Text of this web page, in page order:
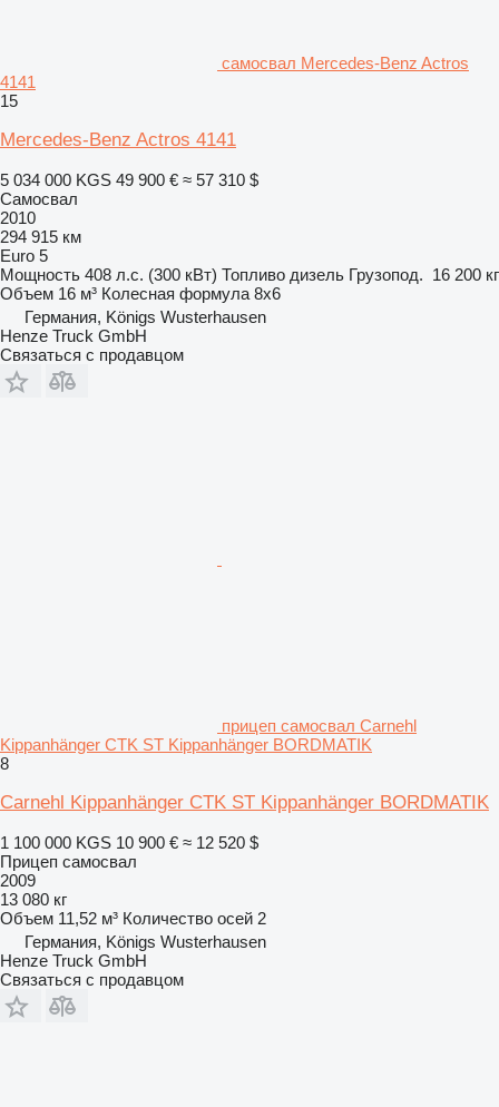
самосвал Mercedes-Benz Actros
4141
15
Mercedes-Benz Actros 4141
5 034 000 KGS 49 900 € ≈ 57 310 $
Самосвал
2010
294 915 км
Euro 5
Мощность 408 л.с. (300 кВт) Топливо дизель Грузопод. 16 200 кг
Объем 16 м³ Колесная формула 8x6
Германия, Königs Wusterhausen
Henze Truck GmbH
Связаться с продавцом
прицеп самосвал Carnehl
Kippanhänger CTK ST Kippanhänger BORDMATIK
8
Carnehl Kippanhänger CTK ST Kippanhänger BORDMATIK
1 100 000 KGS 10 900 € ≈ 12 520 $
Прицеп самосвал
2009
13 080 кг
Объем 11,52 м³ Количество осей 2
Германия, Königs Wusterhausen
Henze Truck GmbH
Связаться с продавцом